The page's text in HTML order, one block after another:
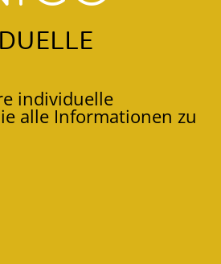
individuelle
alle Informationen zu